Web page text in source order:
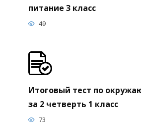
питание 3 класс
49
Итоговый тест по
за 2 четверть 1 класс
73